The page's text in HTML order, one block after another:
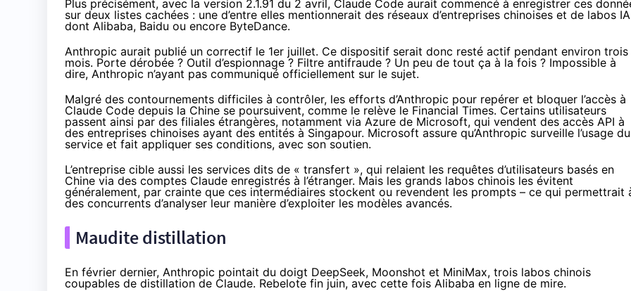
Plus précisément, avec la version 2.1.91 du 2 avril, Claude Code aurait commencé à enregistrer ces
sur deux listes cachées : une d’entre elles mentionnerait des réseaux d’entreprises chinoises et de labos
dont Alibaba, Baidu ou encore ByteDance.
Anthropic aurait publié un correctif le 1er juillet. Ce dispositif serait donc resté actif pendant environ trois
mois. Porte dérobée ? Outil d’espionnage ? Filtre antifraude ? Un peu de tout ça à la fois ? Impossible à
dire, Anthropic n’ayant pas communiqué officiellement sur le sujet.
Malgré des contournements difficiles à contrôler, les efforts d’Anthropic pour repérer et bloquer l’accès à
Claude Code depuis la Chine se poursuivent, comme le relève le Financial Times. Certains utilisateurs
passent ainsi par des filiales étrangères, notamment via Azure de Microsoft, qui vendent des accès API à
des entreprises chinoises ayant des entités à Singapour. Microsoft assure qu’Anthropic surveille l’usage du
service et fait appliquer ses conditions, avec son soutien.
L’entreprise cible aussi les services dits de « transfert », qui relaient les requêtes d’utilisateurs basés en
Chine via des comptes Claude enregistrés à l’étranger. Mais les grands labos chinois les évitent
généralement, par crainte que ces intermédiaires stockent ou revendent les prompts – ce qui permettrait
des concurrents d’analyser leur manière d’exploiter les modèles avancés.
Maudite distillation
En février dernier, Anthropic pointait du doigt DeepSeek, Moonshot et MiniMax, trois labos chinois
coupables de distillation de Claude. Rebelote fin juin, avec cette fois Alibaba en ligne de mire.